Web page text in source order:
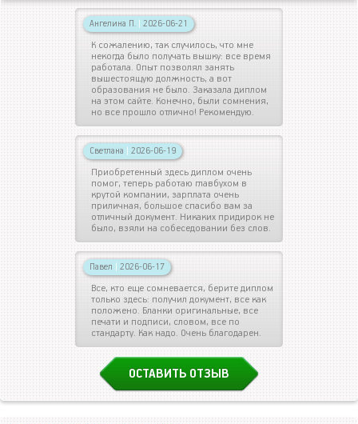
Ангелина П. | 2026-06-21
К сожалению, так случилось, что мне
некогда было получать вышку: все время
работала. Опыт позволял занять
вышестоящую должность, а вот
образования не было. Заказала диплом
на этом сайте. Конечно, были сомнения,
но все прошло отлично! Рекомендую.
Светлана | 2026-06-19
Приобретенный здесь диплом очень
помог, теперь работаю главбухом в
крутой компании, зарплата очень
приличная, большое спасибо вам за
отличный документ. Никаких придирок не
было, взяли на собеседовании без слов.
Павел | 2026-06-17
Все, кто еще сомневается, берите диплом
только здесь: получил документ, все как
положено. Бланки оригинальные, все
печати и подписи, словом, все по
стандарту. Как надо. Очень благодарен.
ОСТАВИТЬ ОТЗЫВ